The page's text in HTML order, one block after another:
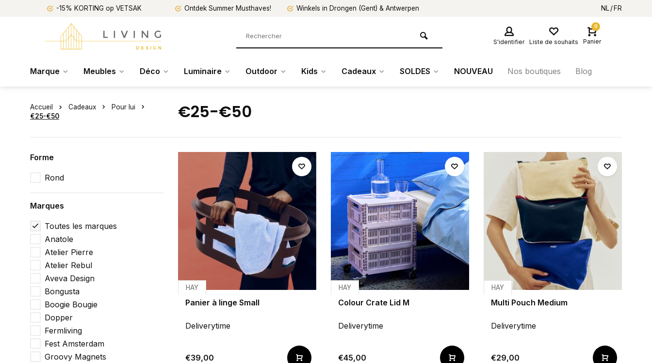
-15% KORTING op VETSAK Ontdek Summer Musthaves! Winkels in Drongen (Gent) & Antwerpen NL FR
S'identifier Liste de souhaits
0
Panier
Marque Meubles Déco Luminaire Outdoor Kids Cadeaux SOLDES NOUVEAU Nos boutiques Blog
Accueil Cadeaux
Pour lui
€25-€50
€25-€50
Forme
Rond
Marques
Toutes les marques
Anatole
Atelier Pierre
Atelier Rebul
Aveva Design
Bongusta
Boogie Bougie
Dopper
Fermliving
Fest Amsterdam
Groovy Magnets
HAY
Panier à linge Small
Deliverytime
€39,00
HAY
Colour Crate Lid M
Deliverytime
€45,00
HAY
Multi Pouch Medium
Deliverytime
€29,00